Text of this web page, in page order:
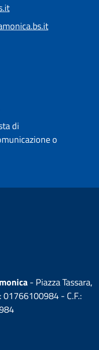
di
o
- Piazza Tassara,
01766100984 - C.F.: